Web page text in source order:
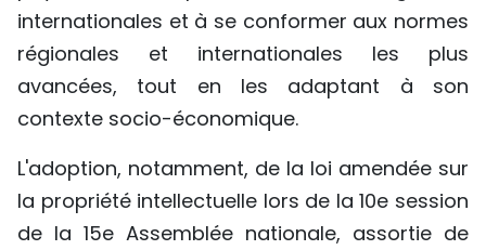
internationales et à se conformer aux normes
régionales et internationales les plus
avancées, tout en les adaptant à son
contexte socio-économique.
L'adoption, notamment, de la loi amendée sur
la propriété intellectuelle lors de la 10e session
de la 15e Assemblée nationale, assortie de